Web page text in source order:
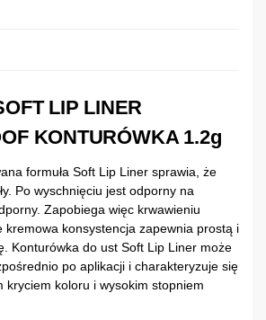
LIP LINER
KONTURÓWKA 1.2g
formuła Soft Lip Liner sprawia, że
Po wyschnięciu jest odporny na
Zapobiega więc krwawieniu
kremowa konsystencja zapewnia prostą i
Konturówka do ust Soft Lip Liner może
po aplikacji i charakteryzuje się
kryciem koloru i wysokim stopniem